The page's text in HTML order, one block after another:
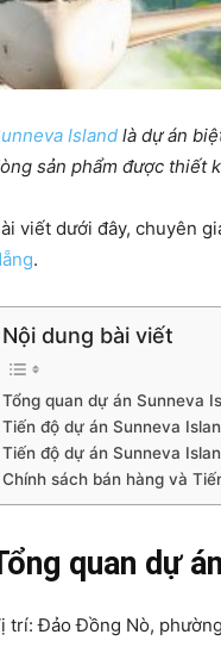
Island là dự án
sản phẩm được thiết
viết dưới đây, chuyên
.
Nội dung bài viết
Tổng quan dự án Sunneva
Tiến độ dự án Sunneva
Tiến độ dự án Sunneva
Chính sách bán hàng và
quan dự
trí: Đảo Đồng Nò,